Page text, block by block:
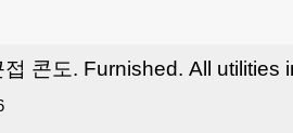
접 콘도. Furnished. All utilities